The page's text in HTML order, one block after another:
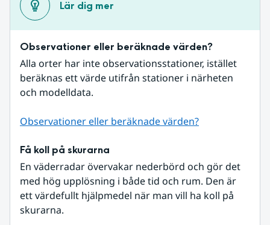
Lär dig mer
Observationer eller beräknade värden?
Alla orter har inte observationsstationer, istället
beräknas ett värde utifrån stationer i närheten
och modelldata.
Observationer eller beräknade värden?
Få koll på skurarna
En väderradar övervakar nederbörd och gör det
med hög upplösning i både tid och rum. Den är
ett värdefullt hjälpmedel när man vill ha koll på
skurarna.